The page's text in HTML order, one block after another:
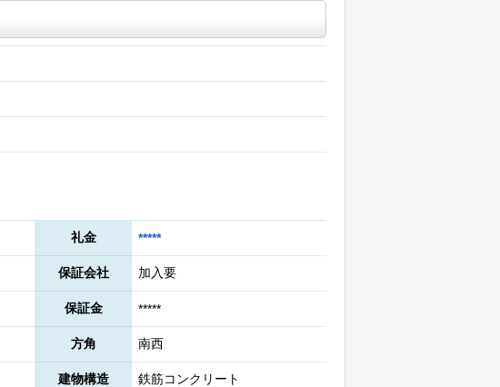
礼金 *****
保証会社 加入要
保証金 *****
方角 南西
建物構造 鉄筋コンクリート